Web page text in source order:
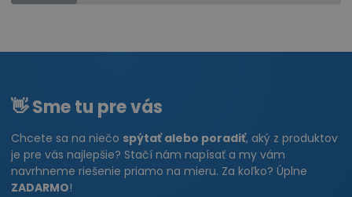
👋 Sme tu pre vás
Chcete sa na niečo spýtať alebo poradiť, aký z produktov
je pre vás najlepšie? Stačí nám napísať a my vám
navrhneme riešenie priamo na mieru. Za koľko? Úplne
ZADARMO!